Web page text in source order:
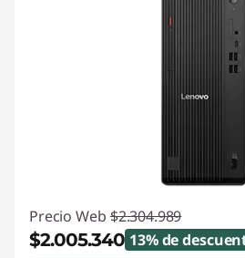
Precio Web $2.304.989
$2.005.340 13% de